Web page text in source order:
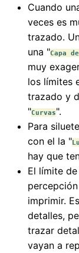
Cuando
veces es
trazado.
una "Capa
muy
los límites
trazado y
"Curvas".
Para
con el la "
hay que
El límite
imprimir.
detalles,
trazar
vayan a